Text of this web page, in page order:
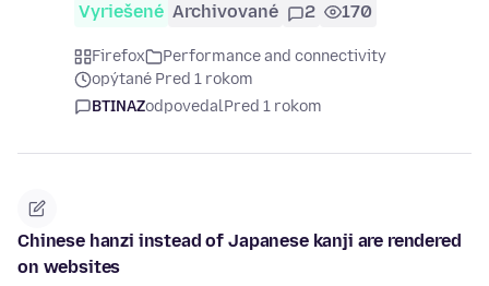
Vyriešené Archivované 2 170
Firefox
Performance and connectivity
opýtané Pred 1 rokom
BTINAZodpovedalPred 1 rokom
Chinese hanzi instead of Japanese kanji are rendered
on websites